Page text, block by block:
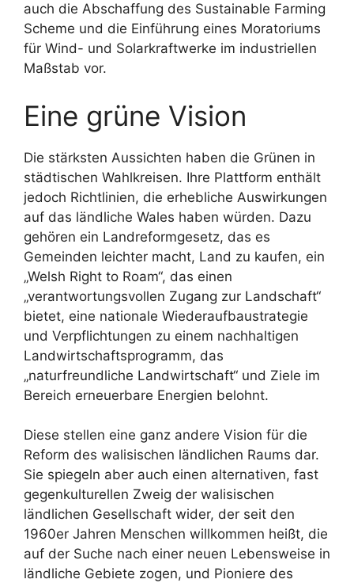
auch die Abschaffung des Sustainable Farming
Scheme und die Einführung eines Moratoriums
für Wind- und Solarkraftwerke im industriellen
Maßstab vor.
Eine grüne Vision
Die stärksten Aussichten haben die Grünen in
städtischen Wahlkreisen. Ihre Plattform enthält
jedoch Richtlinien, die erhebliche Auswirkungen
auf das ländliche Wales haben würden. Dazu
gehören ein Landreformgesetz, das es
Gemeinden leichter macht, Land zu kaufen, ein
„Welsh Right to Roam“, das einen
„verantwortungsvollen Zugang zur Landschaft“
bietet, eine nationale Wiederaufbaustrategie
und Verpflichtungen zu einem nachhaltigen
Landwirtschaftsprogramm, das
„naturfreundliche Landwirtschaft“ und Ziele im
Bereich erneuerbare Energien belohnt.
Diese stellen eine ganz andere Vision für die
Reform des walisischen ländlichen Raums dar.
Sie spiegeln aber auch einen alternativen, fast
gegenkulturellen Zweig der walisischen
ländlichen Gesellschaft wider, der seit den
1960er Jahren Menschen willkommen heißt, die
auf der Suche nach einer neuen Lebensweise in
ländliche Gebiete zogen, und Pioniere des